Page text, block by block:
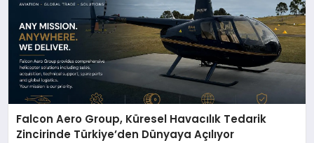
Falcon Aero Group, Küresel Havacılık Tedarik
Zincirinde Türkiye’den Dünyaya Açılıyor